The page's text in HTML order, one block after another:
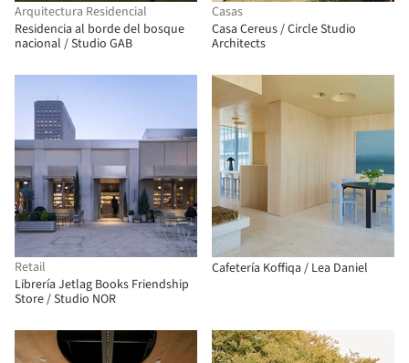
Arquitectura Residencial
Residencia al borde del bosque
nacional / Studio GAB
Casas
Casa Cereus / Circle Studio
Architects
Retail
Librería Jetlag Books Friendship
Store / Studio NOR
Cafetería Koffiqa / Lea Daniel